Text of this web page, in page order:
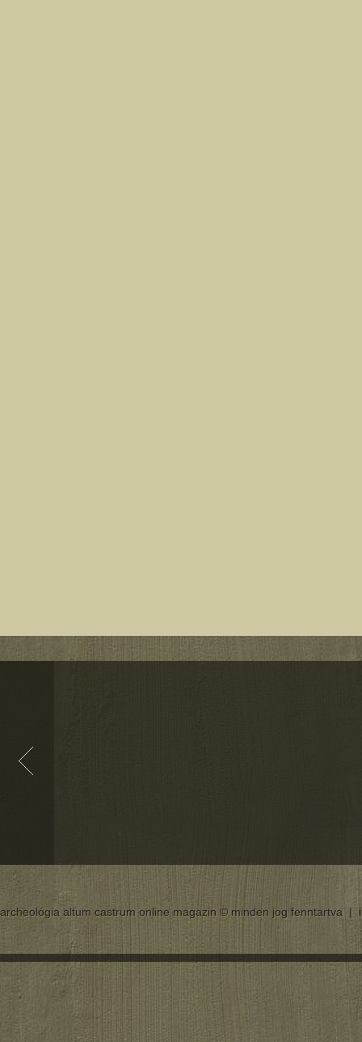
archeológia altum castrum online magazin © minden jog fenntartva |